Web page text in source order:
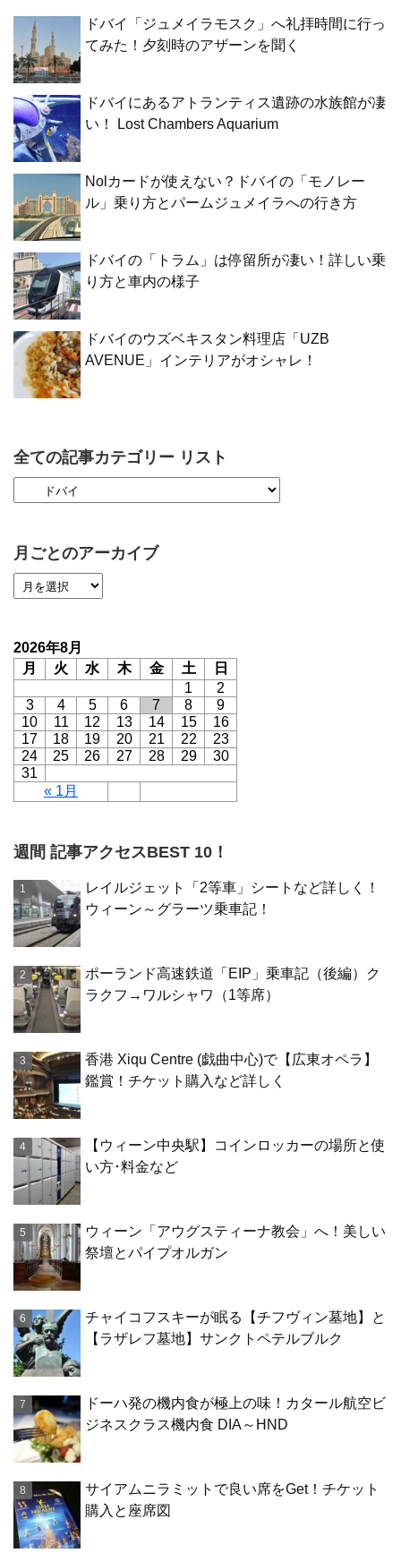
ドバイ「ジュメイラモスク」へ礼拝時間に行っ
てみた！夕刻時のアザーンを聞く
ドバイにあるアトランティス遺跡の水族館が凄
い！ Lost Chambers Aquarium
Nolカードが使えない？ドバイの「モノレー
ル」乗り方とパームジュメイラへの行き方
ドバイの「トラム」は停留所が凄い！詳しい乗
り方と車内の様子
ドバイのウズベキスタン料理店「UZB
AVENUE」インテリアがオシャレ！
全ての記事カテゴリー リスト
月ごとのアーカイブ
2026年8月
月
火 水 木 金 土 日
« 1月
1
2
3
4 5 6 7 8
9
10
11 12 13 14 15
16
17
18 19 20 21 22
23
24
25 26 27 28 29
30
31
週間 記事アクセスBEST 10！
レイルジェット「2等車」シートなど詳しく！
ウィーン～グラーツ乗車記！
ポーランド高速鉄道「EIP」乗車記（後編）ク
ラクフ→ワルシャワ（1等席）
香港 Xiqu Centre (戯曲中心)で【広東オペラ】
鑑賞！チケット購入など詳しく
【ウィーン中央駅】コインロッカーの場所と使
い方･料金など
ウィーン「アウグスティーナ教会」へ！美しい
祭壇とパイプオルガン
チャイコフスキーが眠る【チフヴィン墓地】と
【ラザレフ墓地】サンクトペテルブルク
ドーハ発の機内食が極上の味！カタール航空ビ
ジネスクラス機内食 DIA～HND
サイアムニラミットで良い席をGet！チケット
購入と座席図